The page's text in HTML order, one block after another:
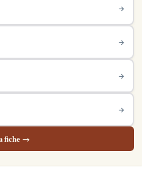
→
→
→
→
fiche →